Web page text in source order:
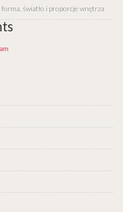
światło i proporcje wnętrza